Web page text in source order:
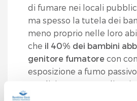
di fumare nei locali
ma spesso la tutela dei
meno proprio nelle loro
che il 40% dei bambini
genitore fumatore con
esposizione a fumo
condizionamento a
fumatori attivi in un futuro